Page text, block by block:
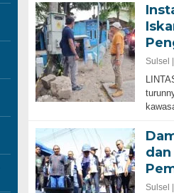
Sulsel |
Sulsel |